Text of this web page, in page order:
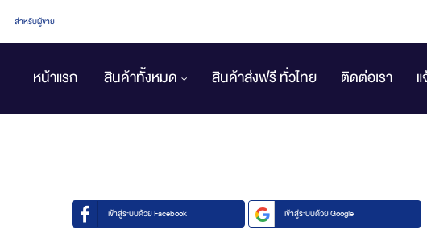
สำหรับผู้ขาย
หน้าแรก สินค้าทั้งหมด สินค้าส่งฟรี ทั่วไทย ติดต่อเรา
เข้าสู่ระบบด้วย Facebook เข้าสู่ระบบด้วย Google